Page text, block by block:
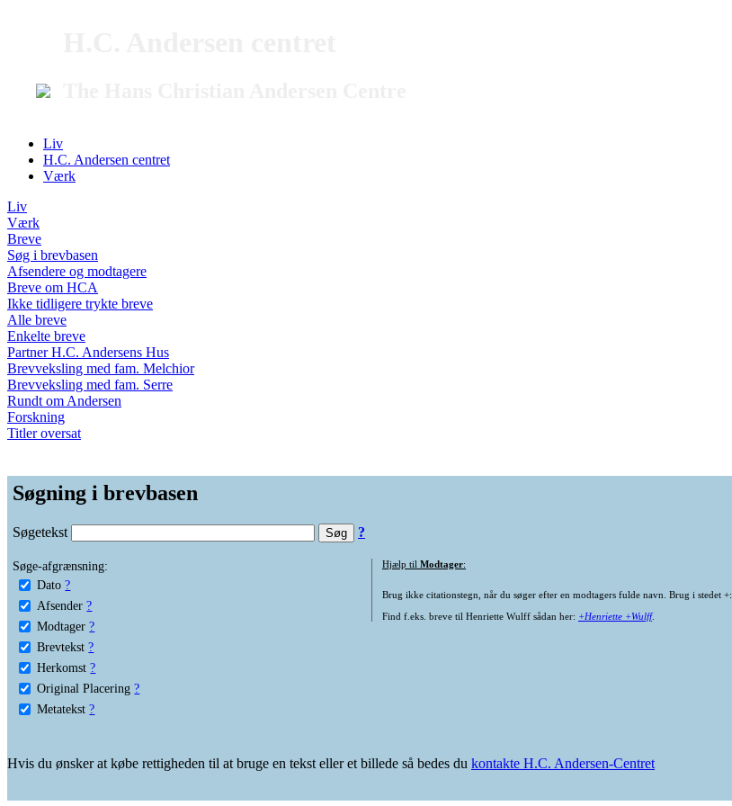
Liv
H.C. Andersen centret
Værk
Liv
Værk
Breve
Søg i brevbasen
Afsendere og modtagere
Breve om HCA
Ikke tidligere trykte breve
Alle breve
Enkelte breve
Partner H.C. Andersens Hus
Brevveksling med fam. Melchior
Brevveksling med fam. Serre
Rundt om Andersen
Forskning
Titler oversat
Søgning i brevbasen
Søgetekst ?
Søge-afgrænsning:
Dato ?
Afsender ?
Modtager ?
Brevtekst ?
Herkomst ?
Original Placering ?
Metatekst ?
Hjælp til Modtager:
Brug ikke citationstegn, når du søger efter en modtagers fulde navn. Brug i stedet +:
Find f.eks. breve til Henriette Wulff sådan her: +Henriette +Wulff.
Hvis du ønsker at købe rettigheden til at bruge en tekst eller et billede så bedes du kontakte H.C. Andersen-Centret